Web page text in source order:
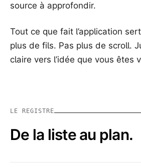
source à approfondir.
Tout ce que fait l’application
plus de fils. Pas plus de scroll.
claire vers l’idée que vous êtes
LE REGISTRE
De la liste au plan.